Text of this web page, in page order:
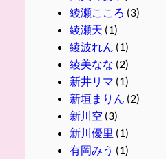
綾瀬こころ (3)
綾瀬天 (1)
綾波れん (1)
綾美なな (2)
新井リマ (1)
新垣まりん (2)
新川空 (3)
新川優里 (1)
有岡みう (1)